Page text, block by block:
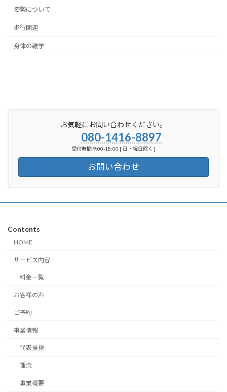
姿勢について
歩行関連
身体の雑学
お気軽にお問い合わせください。
080-1416-8897
受付時間 9:00-18:00 [ 日・祝日除く ]
お問い合わせ
Contents
HOME
サービス内容
料金一覧
お客様の声
ご予約
事業情報
代表挨拶
理念
事業概要